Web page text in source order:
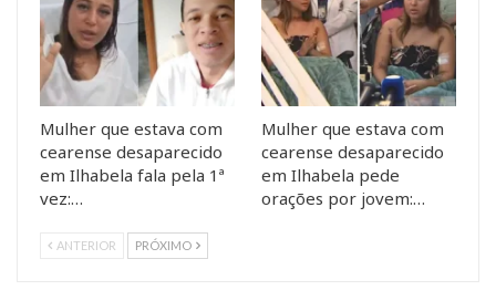
Mulher que estava com
cearense desaparecido
em Ilhabela fala pela 1ª
vez:…
Mulher que estava com
cearense desaparecido
em Ilhabela pede
orações por jovem:…
ANTERIOR PRÓXIMO